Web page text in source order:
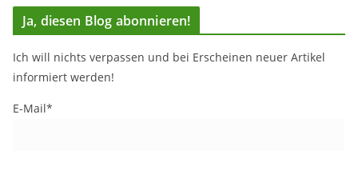
Ja, diesen Blog abonnieren!
Ich will nichts verpassen und bei Erscheinen neuer Artikel
informiert werden!
E-Mail*